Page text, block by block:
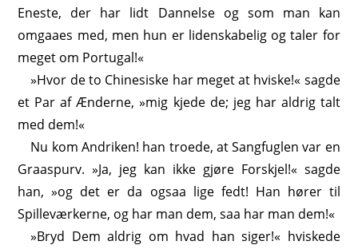
Eneste, der har lidt Dannelse og som man kan
omgaaes med, men hun er lidenskabelig og taler for
meget om Portugal!«
»Hvor de to Chinesiske har meget at hviske!« sagde
et Par af Ænderne, »mig kjede de; jeg har aldrig talt
med dem!«
Nu kom Andriken! han troede, at Sangfuglen var en
Graaspurv. »Ja, jeg kan ikke gjøre Forskjel!« sagde
han, »og det er da ogsaa lige fedt! Han hører til
Spilleværkerne, og har man dem, saa har man dem!«
»Bryd Dem aldrig om hvad han siger!« hviskede